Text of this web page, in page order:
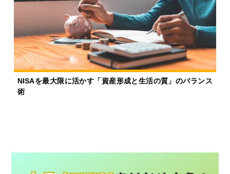
NISAを最大限に活かす「資産形成と生活の質」のバランス
術